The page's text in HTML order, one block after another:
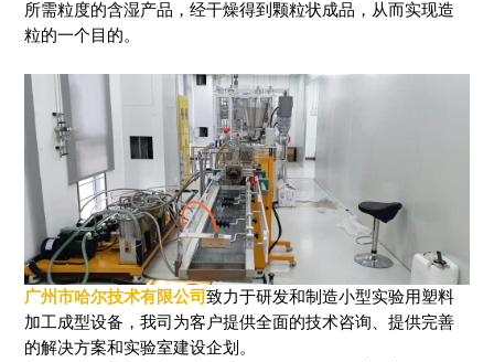
所需粒度的含湿产品，经干燥得到颗粒状成品，从而实现造
粒的一个目的。
广州市哈尔技术有限公司致力于研发和制造小型实验用塑料
加工成型设备，我司为客户提供全面的技术咨询、提供完善
的解决方案和实验室建设企划。